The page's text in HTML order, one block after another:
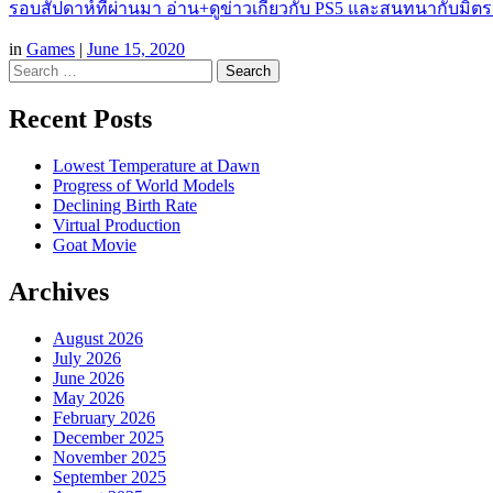
รอบสัปดาห์ที่ผ่านมา อ่าน+ดูข่าวเกี่ยวกับ PS5 และสนทนากับมิ
in Games | June 15, 2020
Search
Recent Posts
Lowest Temperature at Dawn
Progress of World Models
Declining Birth Rate
Virtual Production
Goat Movie
Archives
August 2026
July 2026
June 2026
May 2026
February 2026
December 2025
November 2025
September 2025